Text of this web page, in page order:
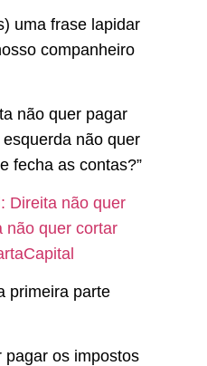
uma frase lapidar
companheiro
não quer pagar
não quer
fecha as contas?”
Direita não quer
não quer cortar
primeira parte
pagar os impostos